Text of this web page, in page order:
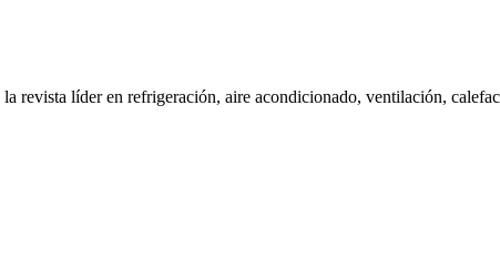
revista líder en refrigeración, aire acondicionado, ventilación,